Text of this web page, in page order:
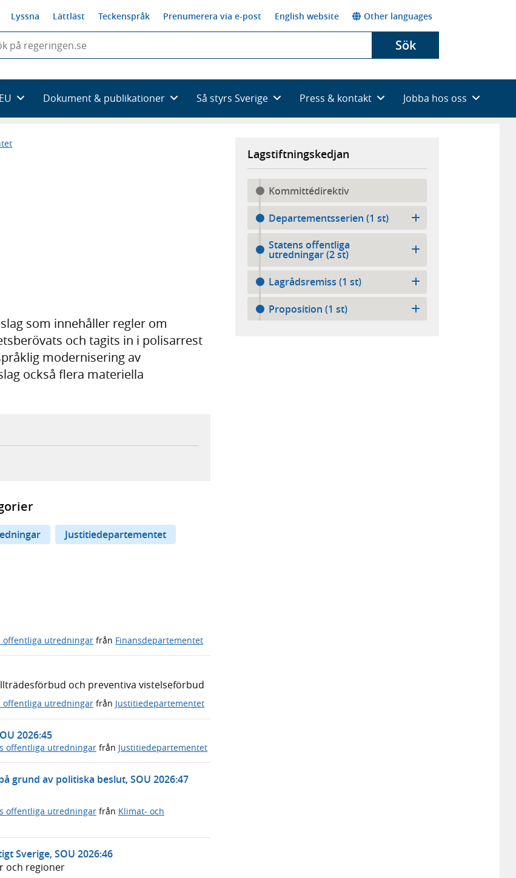
Lyssna Lättläst Teckenspråk Prenumerera via e-post English website Other languages
Sök
Dokument & publikationer Så styrs Sverige Press & kontakt Jobba hos oss
som innehåller regler om
och tagits in i polisarrest
modernisering av
också flera materiella
Lagstiftningskedjan
Kommittédirektiv
Departementsserien (1 st)
Statens offentliga
utredningar (2 st)
Lagrådsremiss (1 st)
Proposition (1 st)
extern webbplats,
din e-postklient,
Justitiedepartementet
offentliga utredningar från Finansdepartementet
och preventiva vistelseförbud
offentliga utredningar från Justitiedepartementet
2026:45
offentliga utredningar från Justitiedepartementet
grund av politiska beslut, SOU 2026:47
offentliga utredningar från Klimat- och
Sverige, SOU 2026:46
och regioner